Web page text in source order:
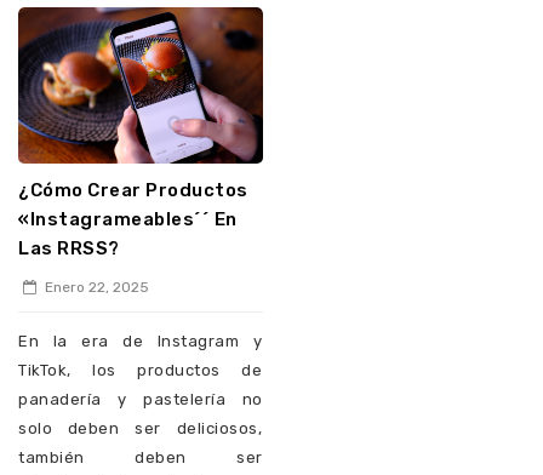
¿Cómo Crear Productos
«Instagrameables´´ En
Las RRSS?
Enero 22, 2025
En la era de Instagram y
TikTok, los productos de
panadería y pastelería no
solo deben ser deliciosos,
también deben ser